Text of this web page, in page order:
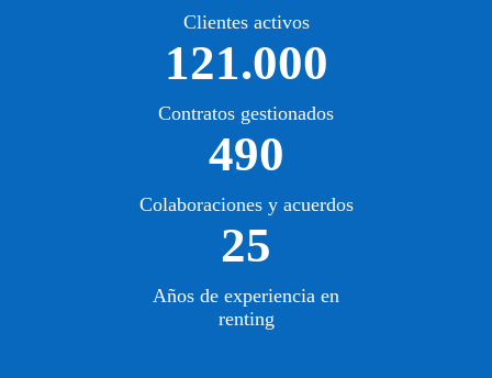
Clientes activos
121.000
Contratos gestionados
490
Colaboraciones y acuerdos
25
Años de experiencia en
renting